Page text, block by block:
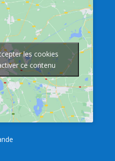
les cookies
ce contenu